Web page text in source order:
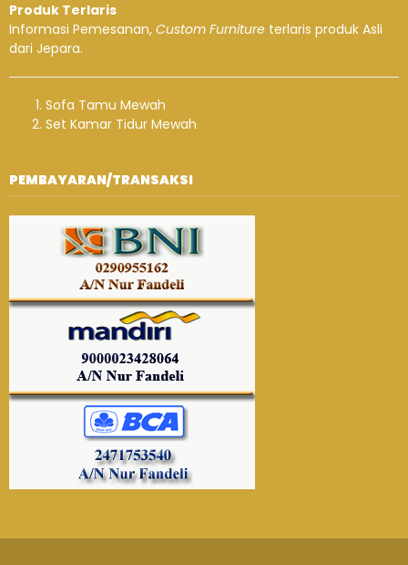
Produk Terlaris
Informasi Pemesanan, Custom Furniture terlaris produk Asli
dari Jepara.
Sofa Tamu Mewah
Set Kamar Tidur Mewah
PEMBAYARAN/TRANSAKSI